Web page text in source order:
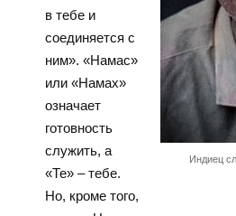
Индиец
в тебе и
соединяется с
ним». «Намас»
или «Намах»
означает
готовность
служить, а
«Те» – тебе.
Но, кроме того,